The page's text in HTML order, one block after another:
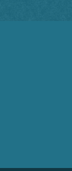
de seu Corpo